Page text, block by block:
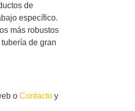
de
específico.
más robustos
de gran
oContacto y